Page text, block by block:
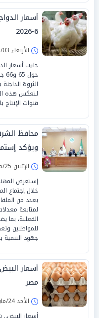
6-2026
الأربعاء 03/يونيو/2026 - 09:00 ص
الثروة
لتعكس هذه
قنوات الإنتاج
محافظ
ويؤكد
الخدمات
الإثنين 25/مايو/2026 - 05:26 م
إستعرض
خلال إجتماع
بعدد من
لمتابعة
الفعلية، بما
للمواطنين
جهود التنمية
مصر
الأحد 24/مايو/2026 - 10:00 ص